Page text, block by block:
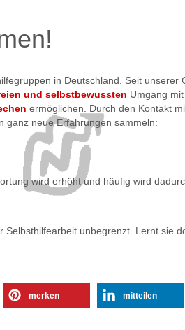
in Deutschland. Seit unserer
und selbstbewussten Umgang
ermöglichen. Durch den Kontakt
ganz neue Erfahrungen sammeln:
wird erhöht und häufig wird
unbegrenzt. Lernt sie
merken mitteilen